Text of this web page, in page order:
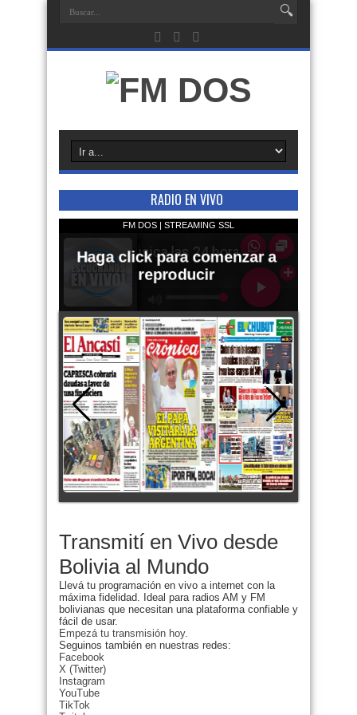
RADIO EN VIVO
Transmití en Vivo desde
Bolivia al Mundo
Llevá tu programación en vivo a internet con la
máxima fidelidad. Ideal para radios AM y FM
bolivianas que necesitan una plataforma confiable y
fácil de usar.
Empezá tu transmisión hoy.
Seguinos también en nuestras redes:
Facebook
X (Twitter)
Instagram
YouTube
TikTok